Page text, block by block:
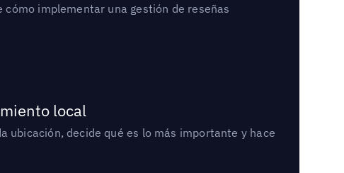
implementar una gestión de reseñas
local
ubicación, decide qué es lo más importante y hace